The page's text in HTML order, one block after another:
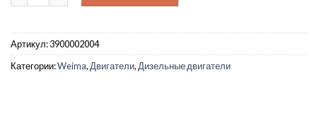
Артикул:3900002004
Категории:Weima,Двигатели,Дизельные двигатели